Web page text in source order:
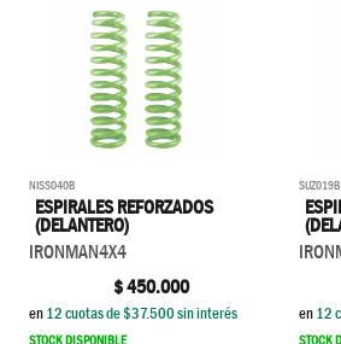
NISS040B
ESPIRALES REFORZADOS
(DELANTERO)
IRONMAN4X4
$450.000
en12cuotas de $37.500sin interés
STOCK DISPONIBLE
SUZ019B
en12
STOCK